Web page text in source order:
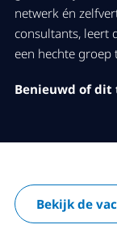
netwerk én
consultants, leert
een hechte groep
Benieuwd of dit
Bekijk de